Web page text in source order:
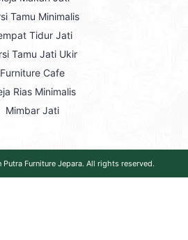
Tamu Minimalis
Tidur Jati
Tamu Jati Ukir
Furniture Cafe
Rias Minimalis
Mimbar Jati
Putra Furniture Jepara. All rights reserved.